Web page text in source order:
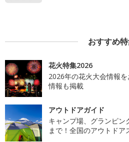
おすすめ
花火特集2026
2026年の花火大会情報
情報も掲載
アウトドアガイド
キャンプ場、グランピン
まで！全国のアウトドア